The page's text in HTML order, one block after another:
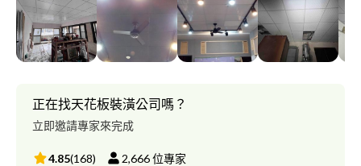
程、塑膠地板、踢腳板、房屋修繕大小工程統包、建築廢棄物處
理。 油漆工程： 居家綠建材油漆、 新木作裝潢噴漆、 外牆防水隔
熱漆、 輕隔間批土刷漆、 鐵皮防鏽彩鋼漆、 舊屋翻新彩妝漆
正在找天花板裝潢公司嗎？
立即邀請專家來完成
4.85(168) 2,666位專家